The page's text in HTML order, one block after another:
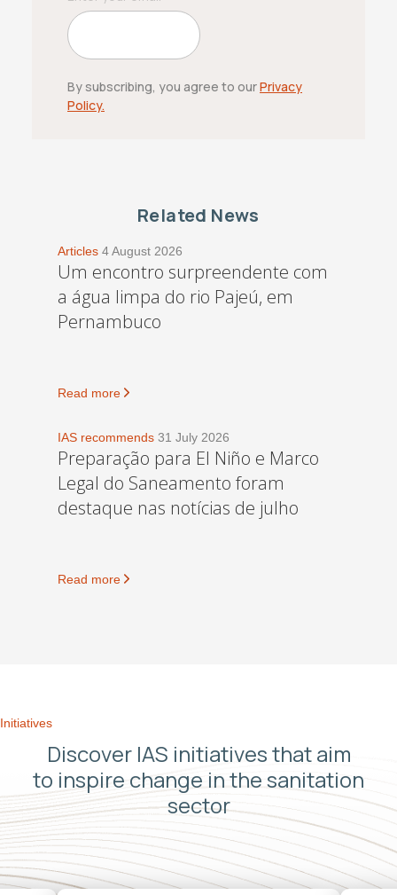
By subscribing, you agree to ourPrivacy
Policy.
Related News
Articles 4 August 2026
Um encontro surpreendente com
a água limpa do rio Pajeú, em
Pernambuco
Read more
IAS recommends 31 July 2026
Preparação para El Niño e Marco
Legal do Saneamento foram
destaque nas notícias de julho
Read more
Initiatives
Discover IAS initiatives that aim
to inspire change in the sanitation
sector